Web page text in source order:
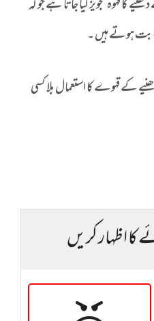
کا قہوہ تجویز کیا جاتا ہے جو کہ
ہوتے ہیں ۔
کے قہوے کا استعمال بلا کسی
کا اظہار کریں